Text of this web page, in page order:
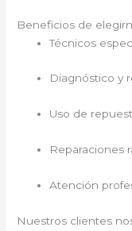
Beneficios de
Técnicos
Diagnóstico y
Uso de
Reparaciones
Atención
Nuestros clientes